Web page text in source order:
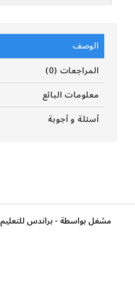
الوصف
المراجعات (0)
معلومات البائع
أسئلة و أجوبة
مشغل بواسطة - براندس للتعليم